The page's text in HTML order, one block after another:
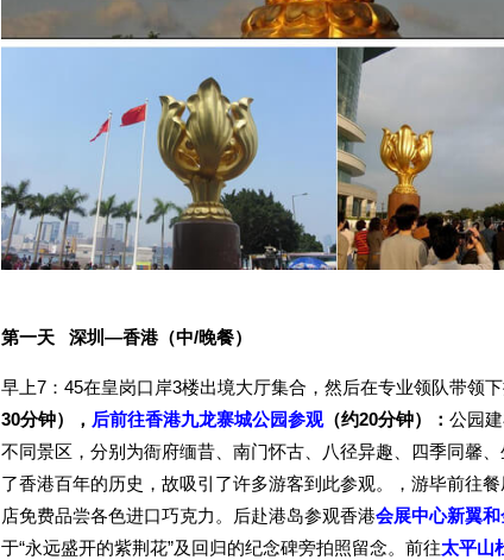
第一天 深圳 —香港（中/晚餐）
早上7：45在皇岗口岸3楼出境大厅集合，然后在专业领队带领
30分钟）， 后前往香港九龙寨城公园参观（约20分钟）： 公园
不同景区，分别为衙府缅昔、南门怀古、八径异趣、四季同馨
了香港百年的历史，故吸引了许多游客到此参观。，游毕前往
店免费品尝各色进口巧克力。后赴港岛参观香港会展中心新翼
于“永远盛开的紫荆花”及回归的纪念碑旁拍照留念。前往太平山